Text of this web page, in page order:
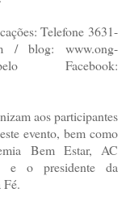
Telefone 3631-
/ blog: www.ong-
Facebook:
aos participantes
evento, bem como
Bem Estar, AC
e o presidente da
Fé.